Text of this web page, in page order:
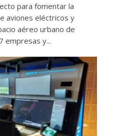
para fomentar la
aviones eléctricos y
aéreo urbano de
empresas y...